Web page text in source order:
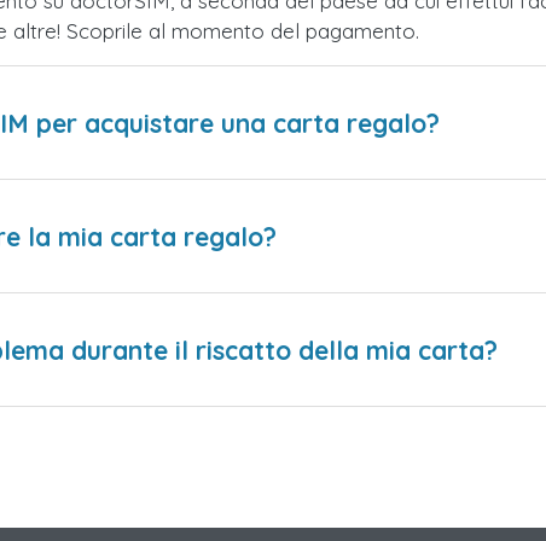
Scoprile al momento del pagamento.
per acquistare una carta regalo?
la mia carta regalo?
durante il riscatto della mia carta?